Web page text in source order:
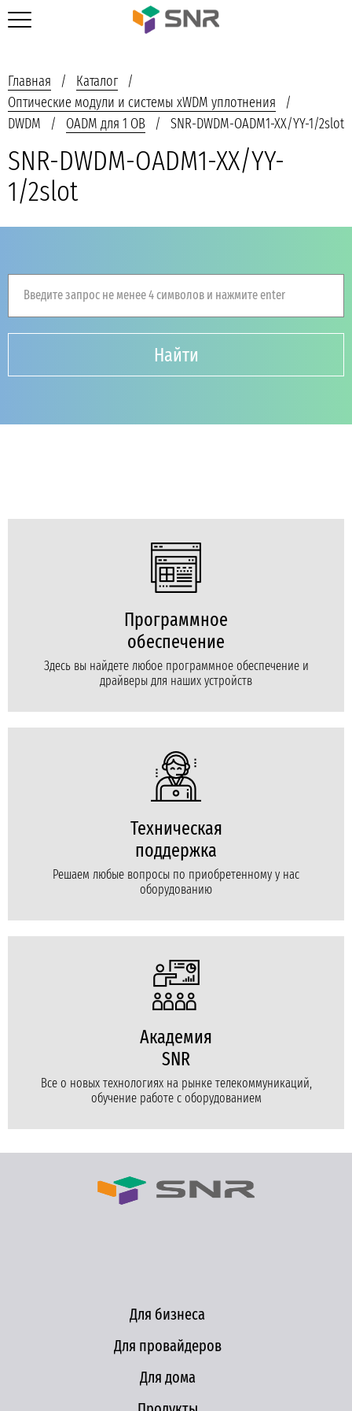
Главная
Каталог
Оптические модули и системы xWDM уплотнения
DWDM
OADM для 1 ОВ SNR-DWDM-OADM1-XX/YY-1/2slot
SNR-DWDM-OADM1-XX/YY-
1/2slot
Введите запрос не менее 4 символов и нажмите enter
Найти
Программное
обеспечение
Здесь вы найдете любое программное обеспечение и
драйверы для наших устройств
Техническая
поддержка
Решаем любые вопросы по приобретенному у нас
оборудованию
Академия
SNR
Все о новых технологиях на рынке телекоммуникаций,
обучение работе с оборудованием
Для бизнеса
Для провайдеров
Для дома